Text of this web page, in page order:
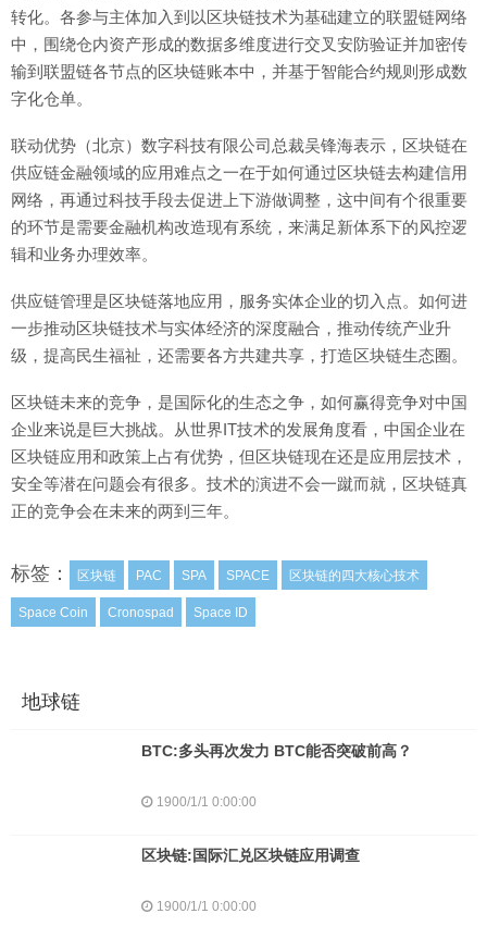
转化。各参与主体加入到以区块链技术为基础建立的联盟链网络
中，围绕仓内资产形成的数据多维度进行交叉安防验证并加密传
输到联盟链各节点的区块链账本中，并基于智能合约规则形成数
字化仓单。
联动优势（北京）数字科技有限公司总裁吴锋海表示，区块链在
供应链金融领域的应用难点之一在于如何通过区块链去构建信用
网络，再通过科技手段去促进上下游做调整，这中间有个很重要
的环节是需要金融机构改造现有系统，来满足新体系下的风控逻
辑和业务办理效率。
供应链管理是区块链落地应用，服务实体企业的切入点。如何进
一步推动区块链技术与实体经济的深度融合，推动传统产业升
级，提高民生福祉，还需要各方共建共享，打造区块链生态圈。
区块链未来的竞争，是国际化的生态之争，如何赢得竞争对中国
企业来说是巨大挑战。从世界IT技术的发展角度看，中国企业在
区块链应用和政策上占有优势，但区块链现在还是应用层技术，
安全等潜在问题会有很多。技术的演进不会一蹴而就，区块链真
正的竞争会在未来的两到三年。
标签： 区块链 PAC SPA SPACE 区块链的四大核心技术
Space Coin Cronospad Space ID
地球链
BTC:多头再次发力 BTC能否突破前高？
1900/1/1 0:00:00
区块链:国际汇兑区块链应用调查
1900/1/1 0:00:00